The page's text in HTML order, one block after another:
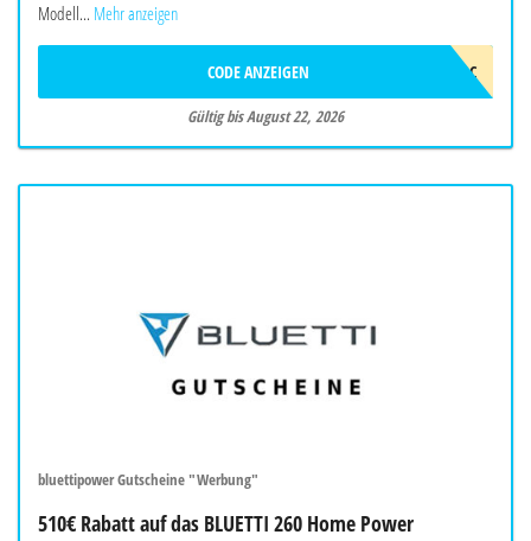
Modell... Mehr anzeigen
2026DEYEAWINAC
CODE ANZEIGEN
Gültig bis August 22, 2026
bluettipower Gutscheine "Werbung"
510€ Rabatt auf das BLUETTI 260 Home Power